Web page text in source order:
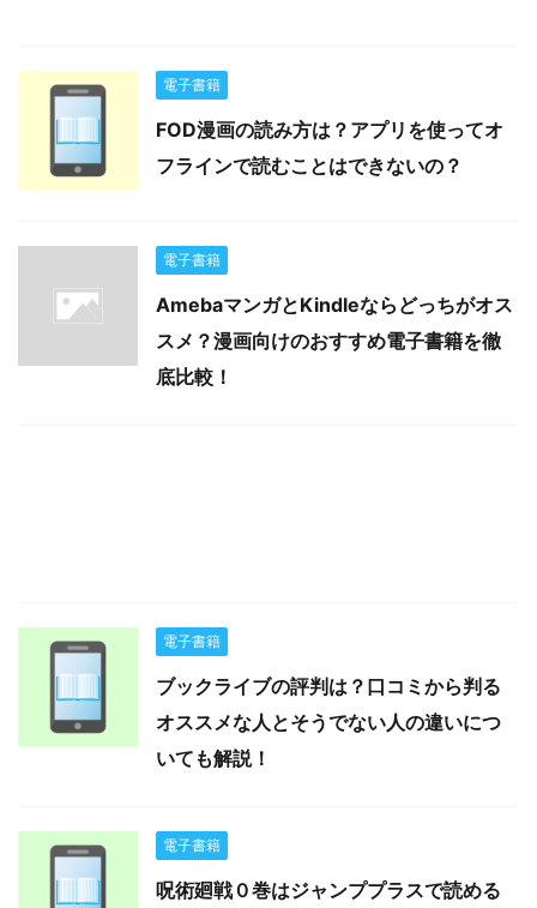
電子書籍
FOD漫画の読み方は？アプリを使ってオ
フラインで読むことはできないの？
電子書籍
AmebaマンガとKindleならどっちがオス
スメ？漫画向けのおすすめ電子書籍を徹
底比較！
電子書籍
ブックライブの評判は？口コミから判る
オススメな人とそうでない人の違いにつ
いても解説！
電子書籍
呪術廻戦０巻はジャンププラスで読める